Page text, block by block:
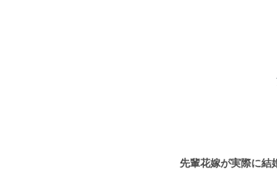
先輩花嫁が実際に結